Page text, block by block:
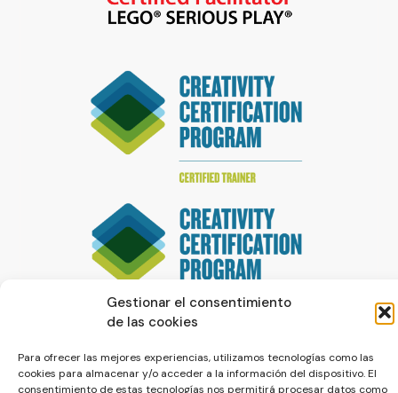
Gestionar el consentimiento
de las cookies
Para ofrecer las mejores experiencias, utilizamos tecnologías como las
cookies para almacenar y/o acceder a la información del dispositivo. El
consentimiento de estas tecnologías nos permitirá procesar datos como